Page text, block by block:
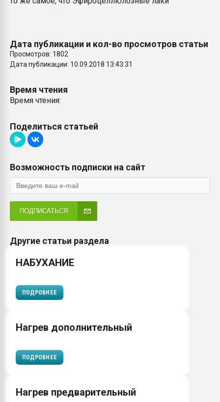
Дата публикации и кол-во просмотров статьи
Просмотров: 1802
Дата публикации: 10.09.2018 13:43:31
Время чтения
Время чтения:
Поделиться статьей
Возможность подписки на сайт
ПОДПИСАТЬСЯ
Другие статьи раздела
НАБУХАНИЕ
ПОДРОБНЕЕ
Нагрев дополнительный
ПОДРОБНЕЕ
Нагрев предварительный